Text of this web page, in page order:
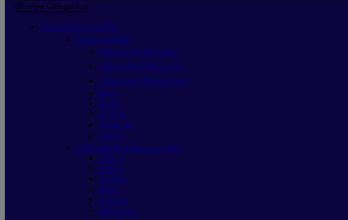
Browse Categories
ระบบกล้องวงจรปิด
กล้องวงจรปิด
กล้องวงจรปิดDahua
กล้องวงจรปิดUniarch
กล้องวงจรปิดHikvision
Imou
Ezviz
Tp-link
Vstarcam
Hilook
เครื่องบันทึกกล้องวงจรปิด
Dahua
Hilook
Tp-link
Imou
Uniarch
Hikvision